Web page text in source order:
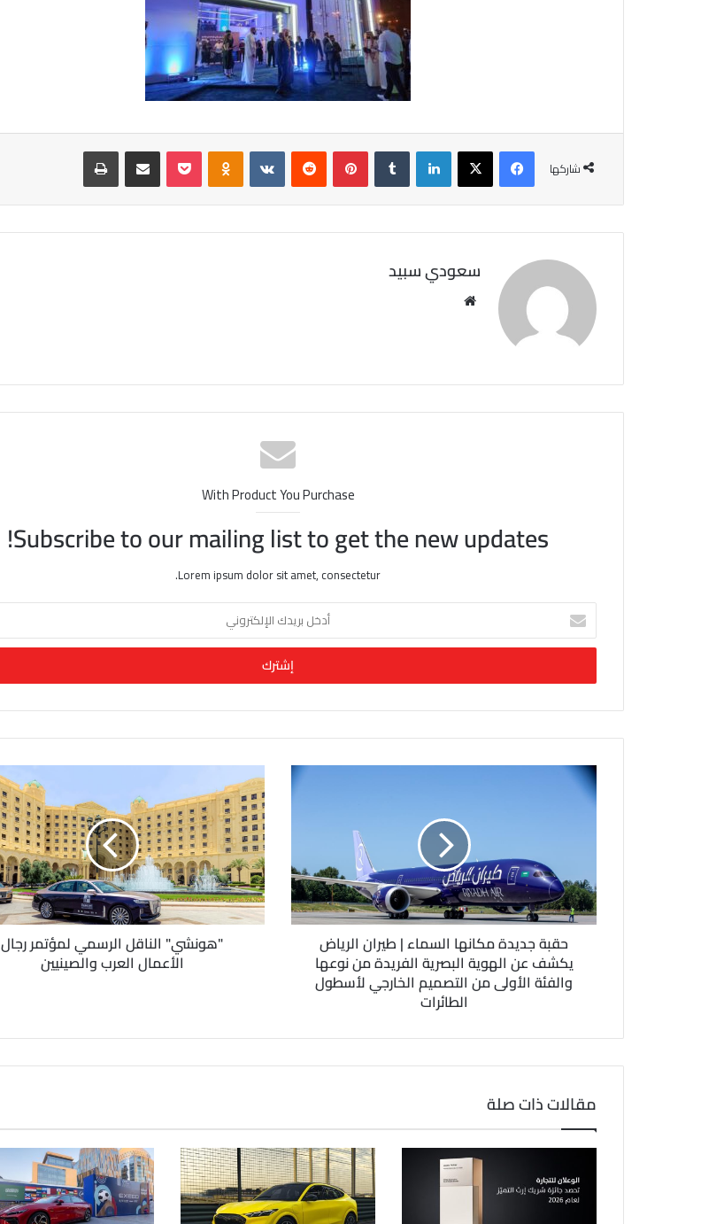
شاركها
فيسبوك لينكدإن بينتيريست بوكيت
سعودي سبيد
With Product You Purchase
Subscribe to our mailing list to get the new updates!
Lorem ipsum dolor sit amet, consectetur.
خ
ب
د
ك
ا
ل
ر
و
ن
حقبة جديدة مكانها السماء | طيران الرياض
يكشف عن الهوية البصرية الفريدة من نوعها
والفئة الأولى من التصميم الخارجي لأسطول
الطائرات
"هونشي" الناقل الرسمي لمؤتمر رجال
الأعمال العرب والصينيين
مقالات ذات صلة